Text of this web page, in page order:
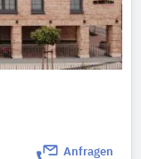
Anfragen